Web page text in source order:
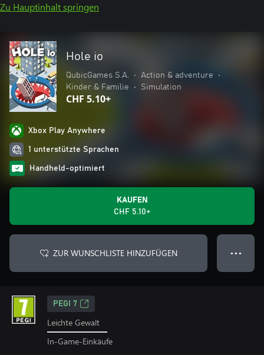
Zu Hauptinhalt springen
Hole io
QubicGames S.A. • Action & adventure
•
Kinder & Familie
• Simulation
CHF 5.10+
Xbox Play Anywhere
1 unterstützte Sprachen
Handheld-optimiert
KAUFEN
CHF 5.10+
ZUR WUNSCHLISTE HINZUFÜGEN ● ● ●
PEGI 7
Leichte Gewalt
In-Game-Einkäufe